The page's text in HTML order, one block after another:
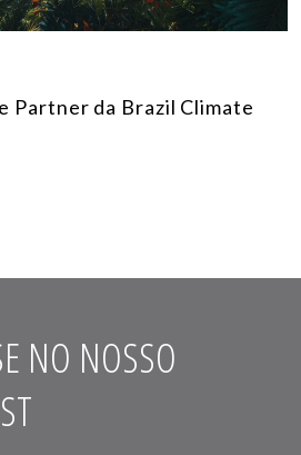
Partner da Brazil Climate
NO NOSSO